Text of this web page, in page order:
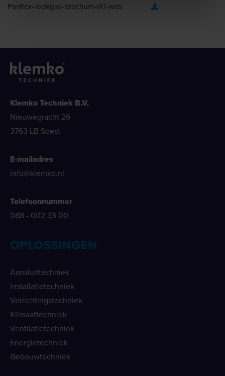
Panflex-rookgas-brochure-v1.1-web
Klemko Techniek B.V.
Nieuwegracht 26
3763 LB Soest
E-mailadres
info@klemko.nl
Telefoonnummer
088 - 002 33 00
OPLOSSINGEN
Aansluittechniek
Installatietechniek
Verlichtingstechniek
Klimaattechniek
Ventilatietechniek
Energietechniek
Gebouwtechniek